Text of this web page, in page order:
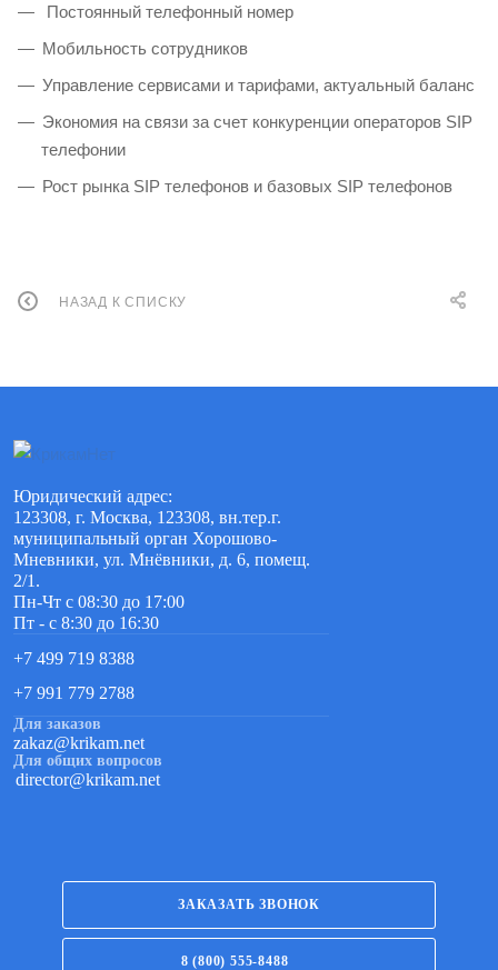
Постоянный телефонный номер
Мобильность сотрудников
Управление сервисами и тарифами, актуальный баланс
Экономия на связи за счет конкуренции операторов SIP
телефонии
Рост рынка SIP телефонов и базовых SIP телефонов
НАЗАД К СПИСКУ
Юридический адрес:
123308, г. Москва, 123308, вн.тер.г.
муниципальный орган Хорошово-
Мневники, ул. Мнёвники, д. 6, помещ.
2/1.
Пн-Чт с 08:30 до 17:00
Пт - с 8:30 до 16:30
+7 499 719 8388
+7 991 779 2788
Для заказов
zakaz@krikam.net
Для общих вопросов
director@krikam.net
ЗАКАЗАТЬ ЗВОНОК
8 (800) 555-8488